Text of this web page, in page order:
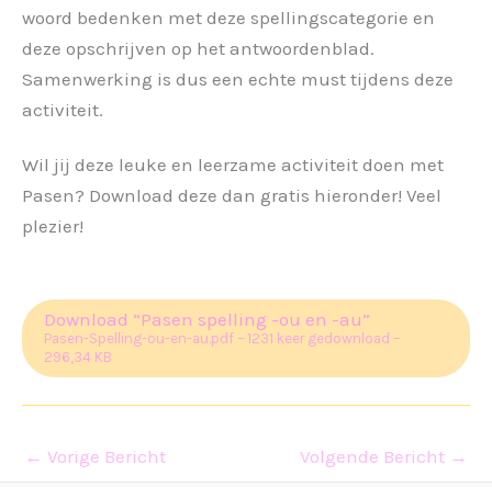
woord bedenken met deze spellingscategorie en
deze opschrijven op het antwoordenblad.
Samenwerking is dus een echte must tijdens deze
activiteit.
Wil jij deze leuke en leerzame activiteit doen met
Pasen? Download deze dan gratis hieronder! Veel
plezier!
Download “Pasen spelling -ou en -au”
Pasen-Spelling-ou-en-au.pdf – 1231 keer gedownload –
296,34 KB
← Vorige Bericht Volgende Bericht →